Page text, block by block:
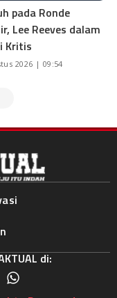
pada Ronde
Lee Reeves dalam
Kritis
2026 | 09:54
di: